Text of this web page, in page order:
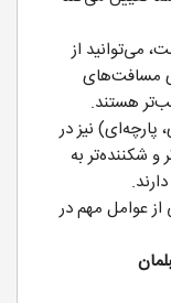
می‌توانید از
مسافت‌های
هستند.
پارچه‌ای) نیز در
شکننده‌تر به
از عوامل مهم در